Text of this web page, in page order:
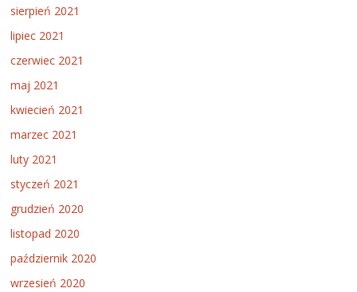
sierpień 2021
lipiec 2021
czerwiec 2021
maj 2021
kwiecień 2021
marzec 2021
luty 2021
styczeń 2021
grudzień 2020
listopad 2020
październik 2020
wrzesień 2020